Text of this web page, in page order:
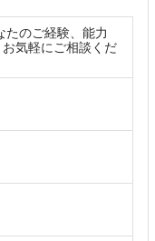
たのご経験、能力
気軽にご相談くだ